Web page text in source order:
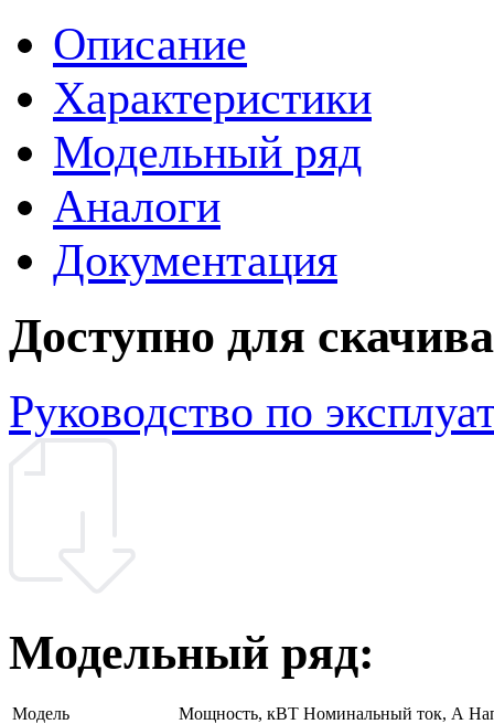
Описание
Характеристики
Модельный ряд
Аналоги
Документация
Доступно для
Руководство по
Модельный ряд:
Модель Мощность, кВТ Номинальный ток, А